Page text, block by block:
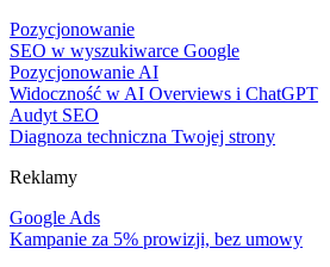
Pozycjonowanie
SEO w wyszukiwarce Google
Pozycjonowanie AI
Widoczność w AI Overviews i ChatGPT
Audyt SEO
Diagnoza techniczna Twojej strony
Reklamy
Google Ads
Kampanie za 5% prowizji, bez umowy